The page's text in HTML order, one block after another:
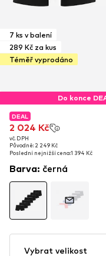
7 ks v balení
289 Kč za kus
Téměř vyprodáno
Do konce
DEAL
2 024 Kč
vč. DPH
Původně: 2 249 Kč
Poslední nejnižší cena:1 394 Kč
DEAL
2 024 Kč
vč. DPH
Původně: 2 249 Kč
Poslední nejnižší cena:1 394 Kč
Barva: černá
Vybrat velikost